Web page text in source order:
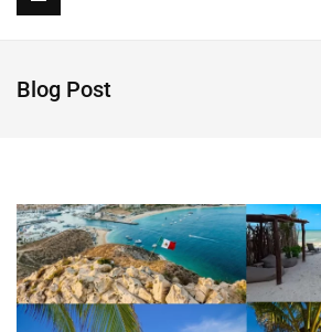
Blog Post